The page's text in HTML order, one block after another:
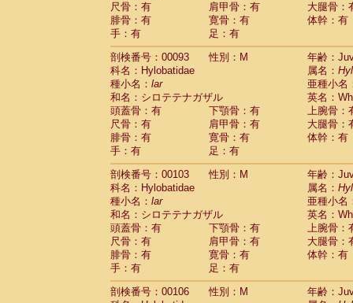
尺骨：有
肩甲骨：有
大腿骨：
腓骨：有
寛骨：有
体幹：有
手：有
足：有
剖検番号：00093
性別：M
年齢：
科名：Hylobatidae
属名：
種小名： lar
亜種小名
和名：シロテテナガザル
英名：
頭蓋骨：有
下顎骨：有
上腕骨：
尺骨：有
肩甲骨：有
大腿骨：
腓骨：有
寛骨：有
体幹：有
手：有
足：有
剖検番号：00103
性別：M
年齢：
科名：Hylobatidae
属名：
種小名： lar
亜種小名
和名：シロテテナガザル
英名：
頭蓋骨：有
下顎骨：有
上腕骨：
尺骨：有
肩甲骨：有
大腿骨：
腓骨：有
寛骨：有
体幹：有
手：有
足：有
剖検番号：00106
性別：M
年齢：